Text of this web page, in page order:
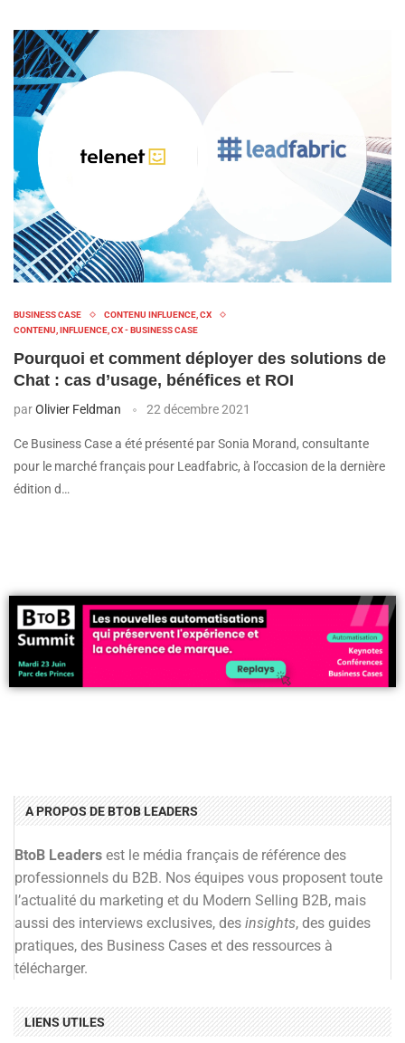
BUSINESS CASE
CONTENU INFLUENCE, CX
CONTENU, INFLUENCE, CX - BUSINESS CASE
Pourquoi et comment déployer des solutions de
Chat : cas d’usage, bénéfices et ROI
parOlivier Feldman 22 décembre 2021
Ce Business Case a été présenté par Sonia Morand, consultante
pour le marché français pour Leadfabric, à l’occasion de la dernière
édition d…
A PROPOS DE BTOB LEADERS
BtoB Leaders est le média français de référence des
professionnels du B2B. Nos équipes vous proposent toute
l’actualité du marketing et du Modern Selling B2B, mais
aussi des interviews exclusives, des insights, des guides
pratiques, des Business Cases et des ressources à
télécharger.
LIENS UTILES